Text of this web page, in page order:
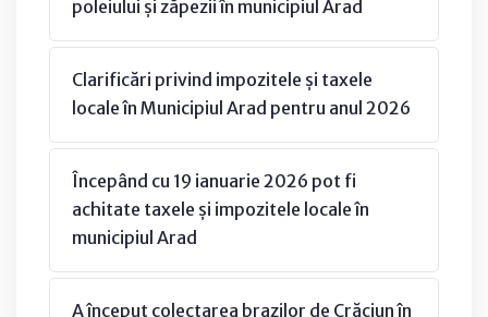
poleiului și zăpezii în municipiul Arad
Clarificări privind impozitele și taxele
locale în Municipiul Arad pentru anul 2026
Începând cu 19 ianuarie 2026 pot fi
achitate taxele și impozitele locale în
municipiul Arad
A început colectarea brazilor de Crăciun în